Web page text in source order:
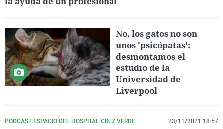
No, los gatos no son
unos 'psicópatas':
desmontamos el
estudio de la
Universidad de
Liverpool
PODCAST ESPACIO DEL HOSPITAL CRUZ VERDE 23/11/2021 18:57